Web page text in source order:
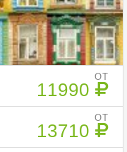
ОТ
11990
ОТ
13710